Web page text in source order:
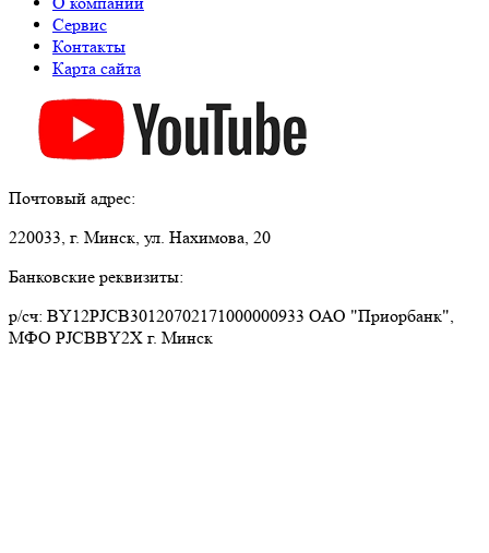
Сервис
Контакты
Карта сайта
Почтовый адрес:
220033, г. Минск, ул. Нахимова, 20
Банковские реквизиты:
р/сч: BY12PJCB30120702171000000933 ОАО "Приорбанк",
МФО PJCBBY2X г. Минск